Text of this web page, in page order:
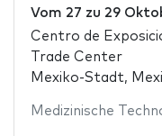
Vom 27 zu 29
Centro de
Trade Center
Mexiko-Stadt,
Medizinische